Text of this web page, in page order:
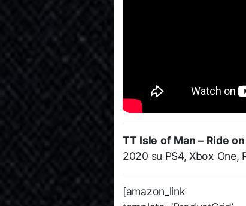
TT Isle of Man – Ride
2020 su PS4, Xbox One,
[amazon_link